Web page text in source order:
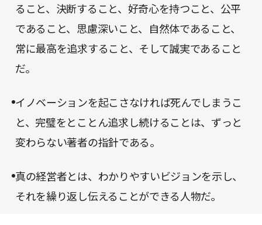
ること、決断すること、好奇心を持つこと、公平
であること、思慮深いこと、自然体であること、
常に最高を追求すること、そして誠実であること
だ。
イノベーションを起こさなければ死んでしまうこ
と、完璧をとことん追求し続けることは、ずっと
変わらない著者の指針である。
真の経営者とは、わかりやすいビジョンを示し、
それを繰り返し伝えることができる人物だ。